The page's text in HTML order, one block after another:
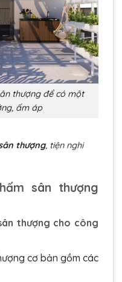
thượng để có một
ấm áp
thượng, tiện nghi
sân thượng
thượng cho công
cơ bản gồm các